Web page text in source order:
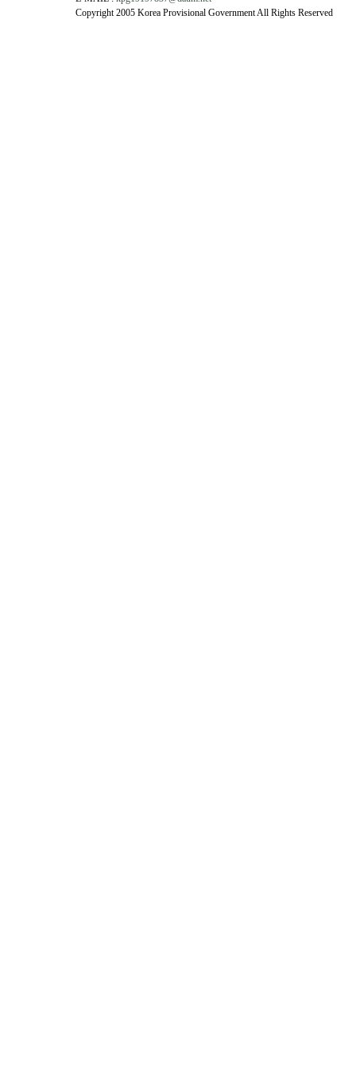
Copyright 2005 Korea Provisional Government All Rights Reserved